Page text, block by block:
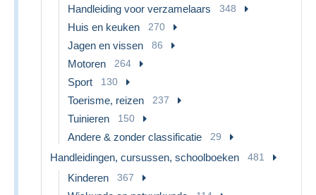
Handleiding voor verzamelaars 348
Huis en keuken 270
Jagen en vissen 86
Motoren 264
Sport 130
Toerisme, reizen 237
Tuinieren 150
Andere & zonder classificatie 29
Handleidingen, cursussen, schoolboeken 481
Kinderen 367